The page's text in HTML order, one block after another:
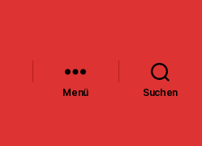
Menü Suchen